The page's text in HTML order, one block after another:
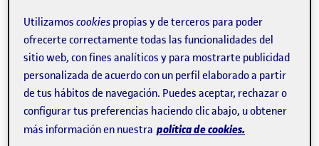
Los alumnos con necesidades específicas de apoyo
educativo son aquellos estudiantes querequieren
de una atención, un soporte y un seguimiento
diferentes del resto.A continuación te contamos
cuáles son los diferentes tipos de alumnos con
necesidades específicas que podemos encontrar en
la educación infantil.
Utilizamoscookies propias y de terceros para poder
ofrecerte correctamente todas las funcionalidades del
sitio web, con fines analíticos y para mostrarte publicidad
personalizada de acuerdo con un perfil elaborado a partir
de tus hábitos de navegación. Puedes aceptar, rechazar o
configurar tus preferencias haciendo clic abajo, u obtener
más información en nuestra política de cookies.